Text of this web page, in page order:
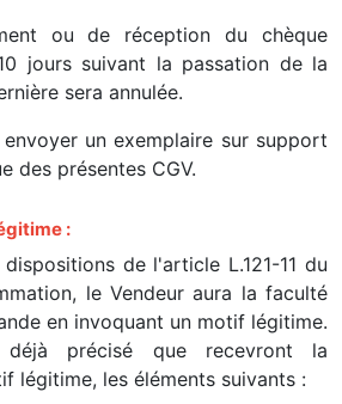
ou de réception du chèque
jours suivant la passation de la
sera annulée.
un exemplaire sur support
des présentes CGV.
:
de l'article L.121-11 du
le Vendeur aura la faculté
en invoquant un motif légitime.
précisé que recevront la
légitime, les éléments suivants :